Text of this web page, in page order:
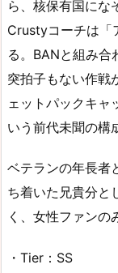
ら、核保有国にな
Crustyコーチは「
る。BANと組み合
突拍子もない作戦
ェットパックキャ
いう前代未聞の構
ベテランの年長者
ち着いた兄貴分と
く、女性ファンの
・Tier：SS